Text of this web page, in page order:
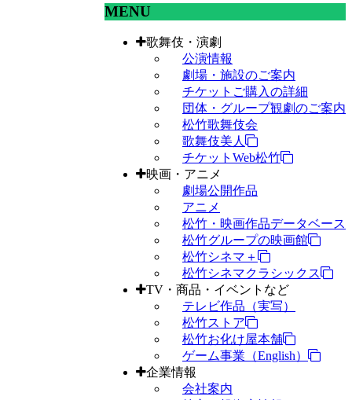
MENU
歌舞伎・演劇
公演情報
劇場・施設のご案内
チケットご購入の詳細
団体・グループ観劇のご案内
松竹歌舞伎会
歌舞伎美人
チケットWeb松竹
映画・アニメ
劇場公開作品
アニメ
松竹・映画作品データベース
松竹グループの映画館
松竹シネマ＋
松竹シネマクラシックス
TV・商品・イベントなど
テレビ作品（実写）
松竹ストア
松竹お化け屋本舗
ゲーム事業（English）
企業情報
会社案内